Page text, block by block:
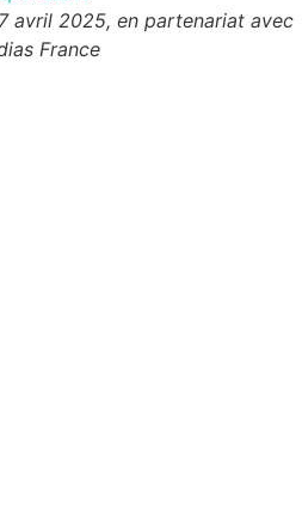
avril 2025, en partenariat avec
France